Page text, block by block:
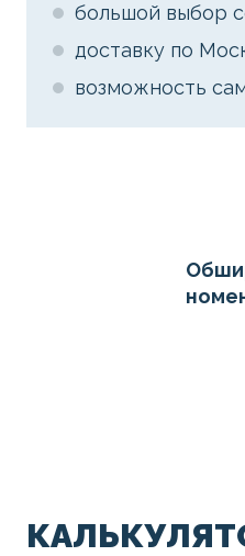
большой выбор
доставку по
возможность